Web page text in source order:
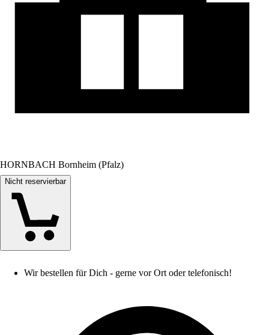
HORNBACH Bornheim (Pfalz)
Nicht reservierbar
Wir bestellen für Dich - gerne vor Ort oder telefonisch!